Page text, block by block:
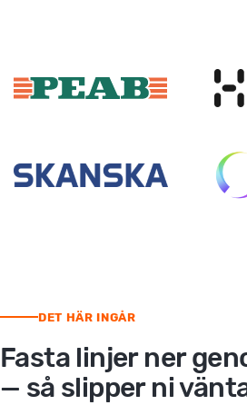
DET HÄR INGÅR
Fasta linjer ner
— så slipper ni